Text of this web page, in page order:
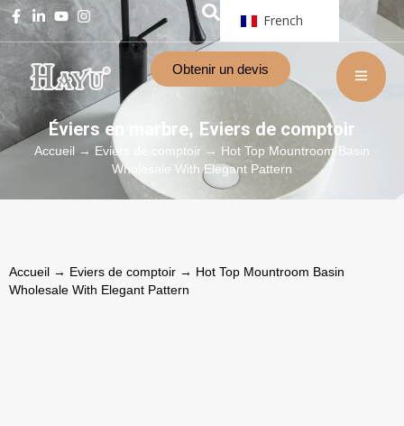
French
Obtenir un devis
Éviers en marbre, Eviers de comptoir
Accueil → Eviers de comptoir → Hot Top Mountroom Basin
Wholesale With Elegant Pattern
Accueil → Eviers de comptoir → Hot Top Mountroom Basin
Wholesale With Elegant Pattern